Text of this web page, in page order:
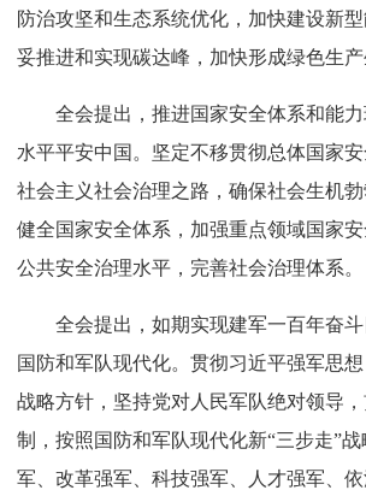
防治攻坚和生态系统优化，加快建设新
妥推进和实现碳达峰，加快形成绿色生产
全会提出，推进国家安全体系和能
水平平安中国。坚定不移贯彻总体国家
社会主义社会治理之路，确保社会生机
健全国家安全体系，加强重点领域国家
公共安全治理水平，完善社会治理体系。
全会提出，如期实现建军一百年奋
国防和军队现代化。贯彻习近平强军思
战略方针，坚持党对人民军队绝对领导
制，按照国防和军队现代化新“三步走”
军、改革强军、科技强军、人才强军、依